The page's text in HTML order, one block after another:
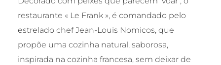
restaurante « Le Frank », é comandado pelo
estrelado chef Jean-Louis Nomicos, que
propõe uma cozinha natural, saborosa,
inspirada na cozinha francesa, sem deixar de